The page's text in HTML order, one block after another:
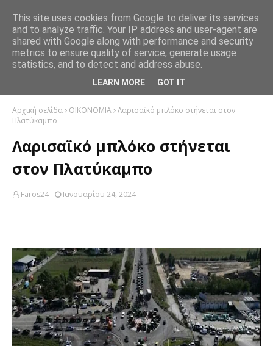
Αρχική σελίδα ΟΙΚΟΝΟΜΙΑ Λαρισαϊκό μπλόκο στήνεται στον
Πλατύκαμπο
Λαρισαϊκό μπλόκο στήνεται
στον Πλατύκαμπο
Faros24 Ιανουαρίου 24, 2024
This site uses cookies from Google to deliver its services
and to analyze traffic. Your IP address and user-agent are
shared with Google along with performance and security
metrics to ensure quality of service, generate usage
statistics, and to detect and address abuse.
LEARN MORE GOT IT